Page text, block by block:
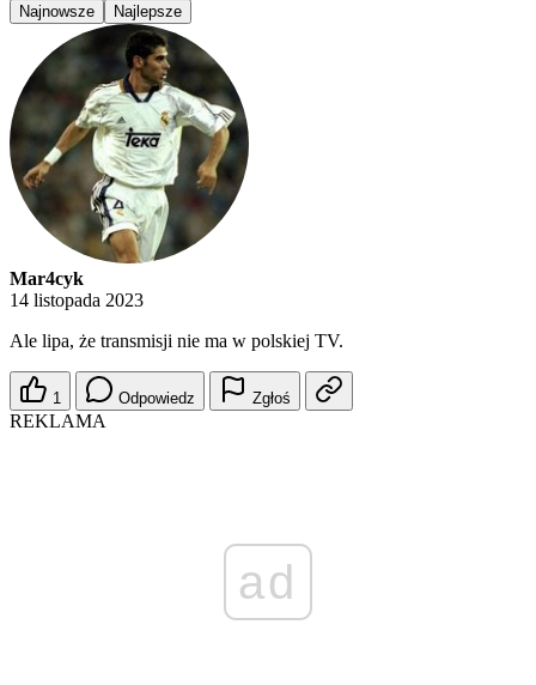
Najnowsze Najlepsze
Mar4cyk
14 listopada 2023
Ale lipa, że transmisji nie ma w polskiej TV.
1 Odpowiedz Zgłoś
REKLAMA
ad